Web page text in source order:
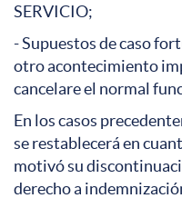
SERVICIO;
- Supuestos de caso
otro acontecimiento
cancelare el normal
En los casos
se restablecerá en
motivó su
derecho a